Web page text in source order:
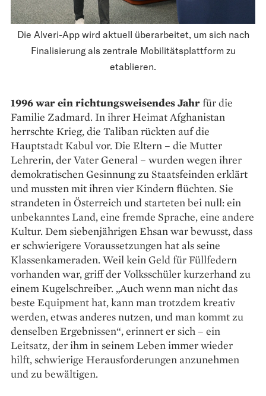
Die Alveri-App wird aktuell überarbeitet, um sich nach
Finalisierung als zentrale Mobilitätsplattform zu
etablieren.
1996 war ein richtungsweisendes Jahrfür die
Familie Zadmard. In ihrer Heimat Afghanistan
herrschte Krieg, die Taliban rückten auf die
Hauptstadt Kabul vor. Die ­Eltern – die Mutter
Lehrerin, der Vater General – wurden wegen ihrer
demokratischen Gesinnung zu Staatsfeinden erklärt
und mussten mit ihren vier Kindern flüchten. Sie
strandeten in Österreich und starteten bei null: ein
unbekanntes Land, eine fremde Sprache, eine andere
Kultur. Dem siebenjährigen Ehsan war bewusst, dass
er schwierigere Voraussetzungen hat als seine
Klassenkameraden. Weil kein Geld für Füllfedern
vorhanden war, griff der Volksschüler kurzerhand zu
einem Kugelschreiber. „Auch wenn man nicht das
beste Equipment hat, kann man trotzdem kreativ
werden, etwas anderes nutzen, und man kommt zu
denselben Ergebnissen“, er­innert er sich – ein
Leitsatz, der ihm in seinem Leben immer wieder
hilft, schwierige Herausforderungen anzunehmen
und zu bewältigen.